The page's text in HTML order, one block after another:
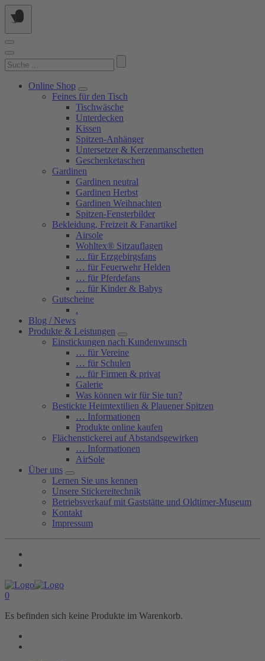
Springe
zum
Suchen
nach:
Online Shop
Feines für den Tisch
Tischwäsche
Unterdecken
Kissen
Spitzen-Anhänger
Untersetzer & Kerzenmanschetten
Geschenketaschen
Gardinen
Gardinen neutral
Gardinen Herbst
Gardinen Weihnachten
Spitzen-Fensterbilder
Bekleidung, Freizeit & Fanartikel
Airsole
Wohltex® Sitzauflagen
… für Erzgebirgsfans
… für Feuerwehr Helden
… für Pferdefans
… für Kinder & Babys
Gutscheine
.
Blog / News
Produkte & Leistungen
Einstickungen nach Kundenwunsch
… für Vereine
… für Schulen
… für Firmen & privat
Galerie
Was können wir für Sie tun?
Bestickte Heimtextilien & Plauener Spitzen
… Informationen
Produkte online kaufen
Flächenstickerei auf Abstandsgewirken
… Informationen
AirSole
Über uns
Lernen Sie uns kennen
Unsere Stickereitechnik
Betriebsverkauf mit Gaststätte und Oldtimer-Museum
Kontakt
Impressum
0
Es befinden sich keine Produkte im Warenkorb.